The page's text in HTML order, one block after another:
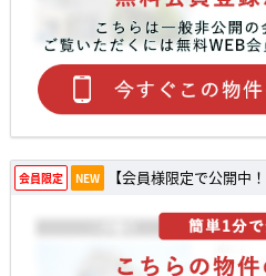
会員限定 NEW 【会員様限定で公開中！